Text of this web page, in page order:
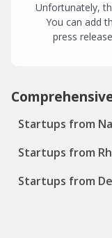
Unfortunately,
You can add
press
Startups from
Startups from
Startups from